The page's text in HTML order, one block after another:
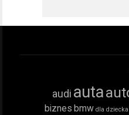
audi auta
biznes bmw dla dziecka